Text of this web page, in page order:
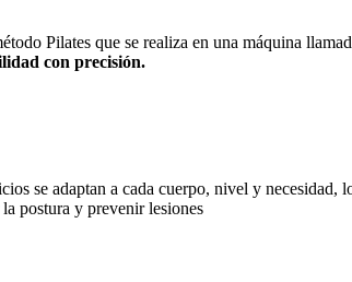
Pilates que se realiza en una máquina
con precisión.
se adaptan a cada cuerpo, nivel y necesidad,
postura y prevenir lesiones